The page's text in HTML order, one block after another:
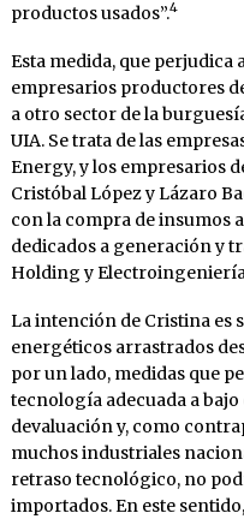
productos usados”.4
Esta medida, que perjudica
empresarios productores
a otro sector de la
UIA. Se trata de las
Energy, y los empresarios
Cristóbal López y Lázaro
con la compra de insumos
dedicados a generación y
Holding y Electroingeniería
La intención de Cristina es
energéticos arrastrados
por un lado, medidas que
tecnología adecuada a
devaluación y, como
muchos industriales
retraso tecnológico, no
importados. En este